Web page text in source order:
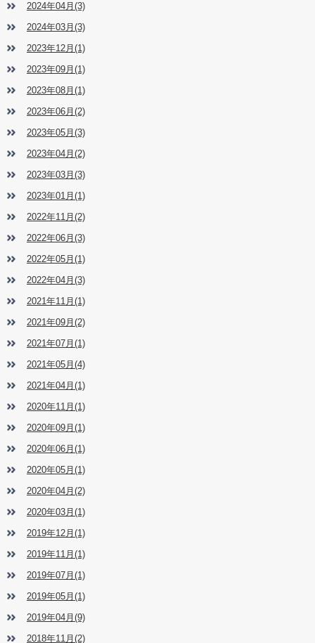
2024年04月(3)
2024年03月(3)
2023年12月(1)
2023年09月(1)
2023年08月(1)
2023年06月(2)
2023年05月(3)
2023年04月(2)
2023年03月(3)
2023年01月(1)
2022年11月(2)
2022年06月(3)
2022年05月(1)
2022年04月(3)
2021年11月(1)
2021年09月(2)
2021年07月(1)
2021年05月(4)
2021年04月(1)
2020年11月(1)
2020年09月(1)
2020年06月(1)
2020年05月(1)
2020年04月(2)
2020年03月(1)
2019年12月(1)
2019年11月(1)
2019年07月(1)
2019年05月(1)
2019年04月(9)
2018年11月(2)